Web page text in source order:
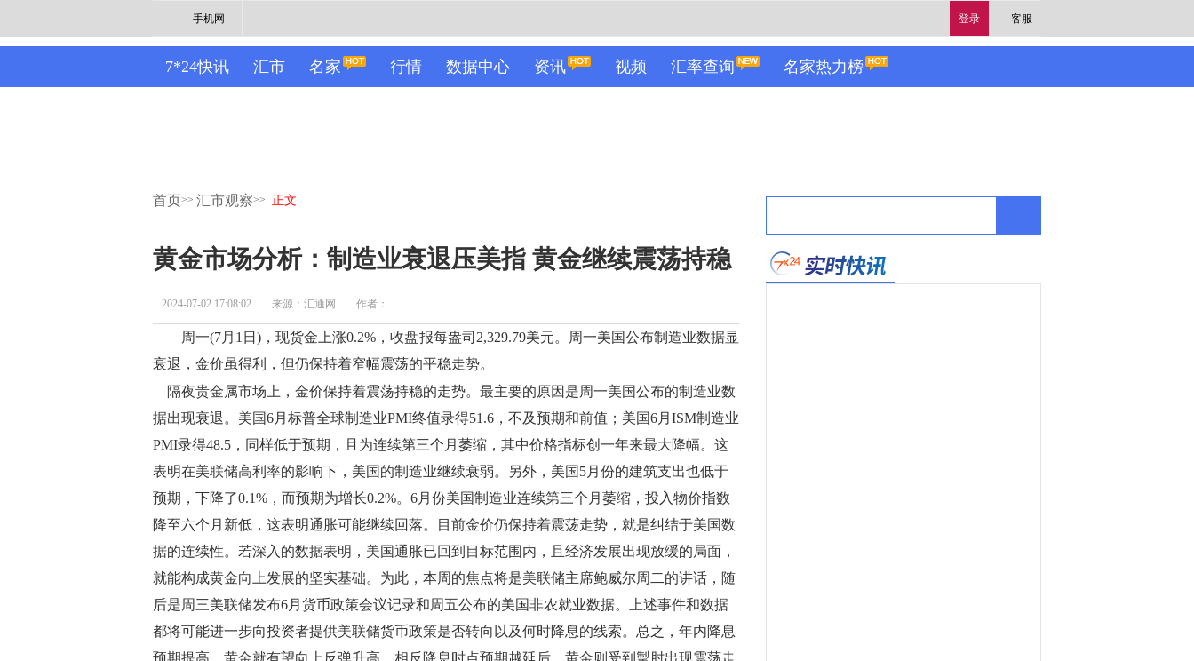
登录 客服
手机网
7*24快讯 汇市 名家 行情 数据中心 资讯 视频 汇率查询 名家热力榜
首页>> 汇市观察>> 正文
黄金市场分析：制造业衰退压美指 黄金继续震荡持稳
2024-07-02 17:08:02 来源：汇通网 作者：
周一(7月1日)，现货金上涨0.2%，收盘报每盎司2,329.79美元。周一美国公布制造业数据显
衰退，金价虽得利，但仍保持着窄幅震荡的平稳走势。
隔夜贵金属市场上，金价保持着震荡持稳的走势。最主要的原因是周一美国公布的制造业数
据出现衰退。美国6月标普全球制造业PMI终值录得51.6，不及预期和前值；美国6月ISM制造业
PMI录得48.5，同样低于预期，且为连续第三个月萎缩，其中价格指标创一年来最大降幅。这
表明在美联储高利率的影响下，美国的制造业继续衰弱。另外，美国5月份的建筑支出也低于
预期，下降了0.1%，而预期为增长0.2%。6月份美国制造业连续第三个月萎缩，投入物价指数
降至六个月新低，这表明通胀可能继续回落。目前金价仍保持着震荡走势，就是纠结于美国数
据的连续性。若深入的数据表明，美国通胀已回到目标范围内，且经济发展出现放缓的局面，
就能构成黄金向上发展的坚实基础。为此，本周的焦点将是美联储主席鲍威尔周二的讲话，随
后是周三美联储发布6月货币政策会议记录和周五公布的美国非农就业数据。上述事件和数据
都将可能进一步向投资者提供美联储货币政策是否转向以及何时降息的线索。总之，年内降息